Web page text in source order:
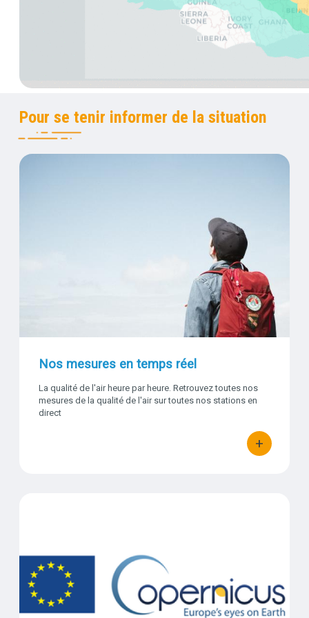
Pour se tenir informer de la situation
Contenu
Titre
Nos mesures en temps réel
Nos mesures en temps réel
La qualité de l'air heure par heure. Retrouvez toutes nos
mesures de la qualité de l'air sur toutes nos stations en
direct
+
bouton
Visuel